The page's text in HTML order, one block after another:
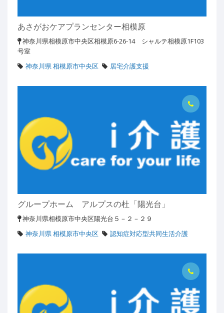
あさがおケアプランセンター相模原
神奈川県相模原市中央区相模原6-26-14 シャルテ相模原1F103
号室
神奈川県 相模原市中央区
居宅介護支援
グループホーム アルプスの杜「陽光台」
神奈川県相模原市中央区陽光台５－２－２９
神奈川県 相模原市中央区
認知症対応型共同生活介護